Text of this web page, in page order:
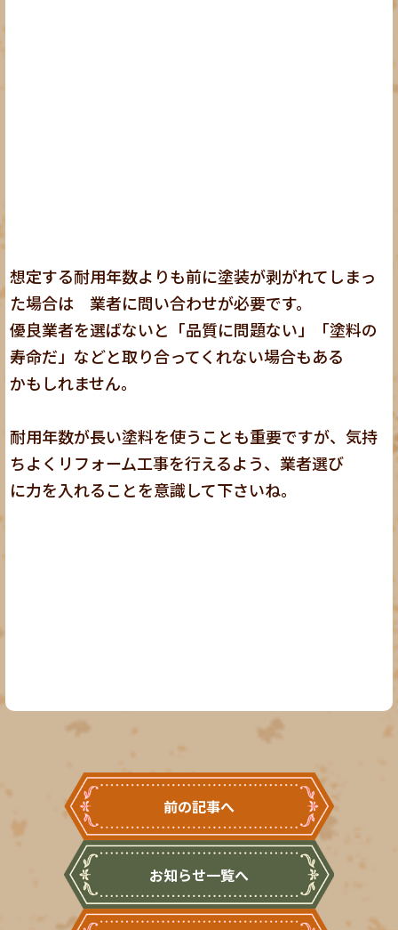
想定する耐用年数よりも前に塗装が剥がれてしまっ
た場合は 業者に問い合わせが必要です。
優良業者を選ばないと「品質に問題ない」「塗料の
寿命だ」などと取り合ってくれない場合もある
かもしれません。
耐用年数が長い塗料を使うことも重要ですが、気持
ちよくリフォーム工事を行えるよう、業者選び
に力を入れることを意識して下さいね。
前の記事へ
お知らせ一覧へ